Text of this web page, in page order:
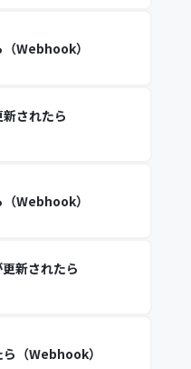
Webhook）
されたら
Webhook）
新されたら
（Webhook）